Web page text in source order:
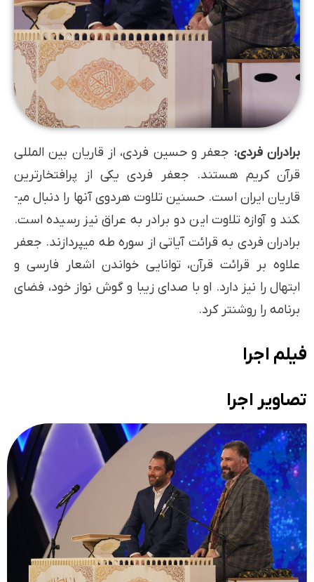
برادران فردی: جعفر و حسین فردی، از قاریان بین المللی
قرآن کریم هستند. جعفر فردی یکی از پرافتخارترین
قاریان ایران است. حسنین تلاوت هردوی آنها را دنبال می­
کند و آوازه تلاوت این دو برادر به عراق نیز رسیده است.
برادران فردی به قرائت آیاتی از سوره طه می­پردازند. جعفر
علاوه بر قرائت قرآن، توانایی خواندن اشعار فارسی و
ابتهال را نیز دارد. او با صدای زیبا و گوش نواز خود، فضای
برنامه را روشن­تر کرد.
فیلم اجرا
تصاویر اجرا